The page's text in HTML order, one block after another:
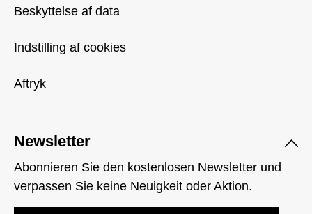
Newsletter
Abonnieren Sie den kostenlosen Newsletter und
verpassen Sie keine Neuigkeit oder Aktion.
Beskyttelse af data
Indstilling af cookies
Aftryk